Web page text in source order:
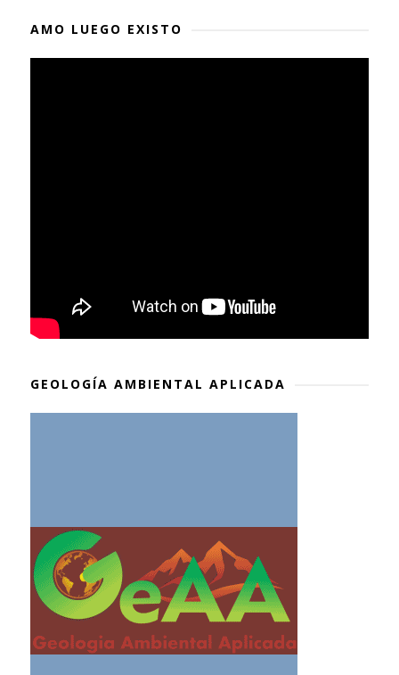
AMO LUEGO EXISTO
GEOLOGÍA AMBIENTAL APLICADA